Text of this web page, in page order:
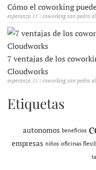
Cómo el coworking
esperanza 11 | coworking san pedro
7 ventajas de los
Cloudworks
esperanza 11 | coworking san pedro
Etiquetas
autonomos beneficios
empresas niños oficinas